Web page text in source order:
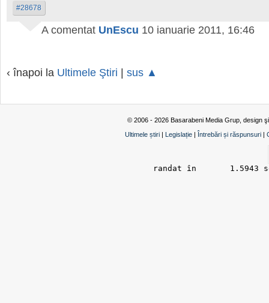
#28678
A comentat UnEscu 10 ianuarie 2011, 16:46
‹ înapoi la Ultimele Ştiri | sus ▲
© 2006 - 2026 Basarabeni Media Grup, design
Ultimele știri | Legislație | Întrebări și răspunsuri |
randat în